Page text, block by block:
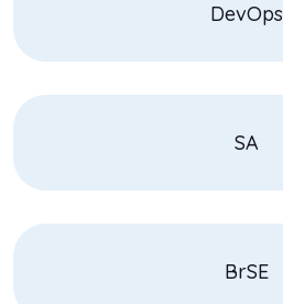
DevOps
SA
BrSE